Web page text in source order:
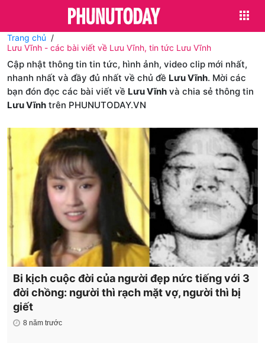
Trang chủ
Lưu Vĩnh - các bài viết về Lưu Vĩnh, tin tức Lưu Vĩnh
Cập nhật thông tin tin tức, hình ảnh, video clip mới nhất,
nhanh nhất và đầy đủ nhất về chủ đề Lưu Vĩnh. Mời các
bạn đón đọc các bài viết về Lưu Vĩnh và chia sẻ thông tin
Lưu Vĩnh trên PHUNUTODAY.VN
Bi kịch cuộc đời của người đẹp nức tiếng với 3
đời chồng: người thì rạch mặt vợ, người thì bị
giết
8 năm trước